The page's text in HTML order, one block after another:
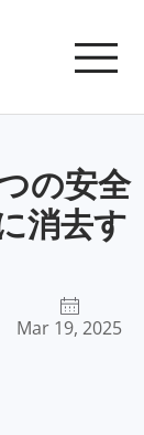
の安全
消去す
Mar 19, 2025